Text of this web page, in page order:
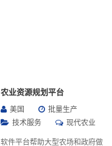
农业资源规划平台
美国
批量生产
技术服务
现代农业
软件平台帮助大型农场和政府做